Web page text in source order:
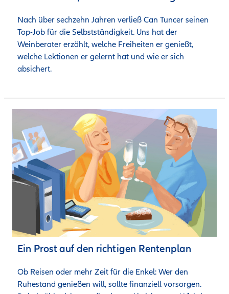
Nach über sechzehn Jahren verließ Can Tuncer seinen
Top-Job für die Selbstständigkeit. Uns hat der
Weinberater erzählt, welche Freiheiten er genießt,
welche Lektionen er gelernt hat und wie er sich
absichert.
Ein Prost auf den richtigen Rentenplan
Ob Reisen oder mehr Zeit für die Enkel: Wer den
Ruhestand genießen will, sollte finanziell vorsorgen.